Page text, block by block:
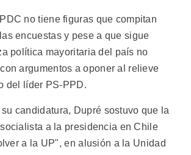
no tiene figuras que compitan
encuestas y pese a que sigue
política mayoritaria del país no
argumentos a oponer al relieve
del líder PS-PPD.
candidatura, Dupré sostuvo que la
socialista a la presidencia en Chile
a la UP", en alusión a la Unidad